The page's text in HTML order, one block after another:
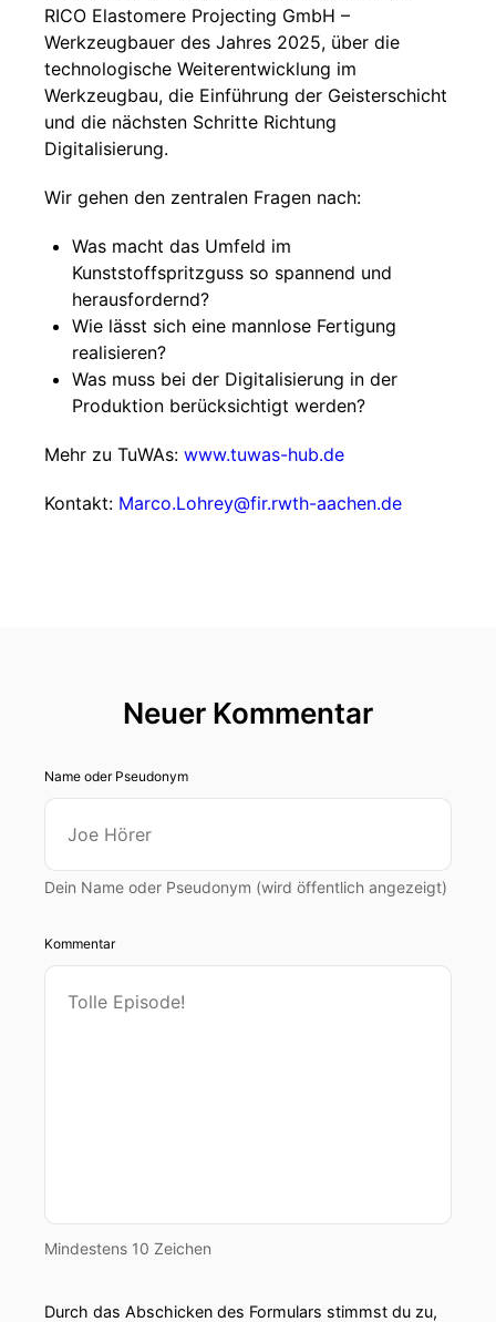
RICO Elastomere Projecting GmbH –
Werkzeugbauer des Jahres 2025, über die
technologische Weiterentwicklung im
Werkzeugbau, die Einführung der Geisterschicht
und die nächsten Schritte Richtung
Digitalisierung.
Wir gehen den zentralen Fragen nach:
Was macht das Umfeld im
Kunststoffspritzguss so spannend und
herausfordernd?
Wie lässt sich eine mannlose Fertigung
realisieren?
Was muss bei der Digitalisierung in der
Produktion berücksichtigt werden?
Mehr zu TuWAs: www.tuwas-hub.de
Kontakt: Marco.Lohrey@fir.rwth-aachen.de
Neuer Kommentar
Name oder Pseudonym
Dein Name oder Pseudonym (wird öffentlich angezeigt)
Kommentar
Mindestens 10 Zeichen
Durch das Abschicken des Formulars stimmst du zu,